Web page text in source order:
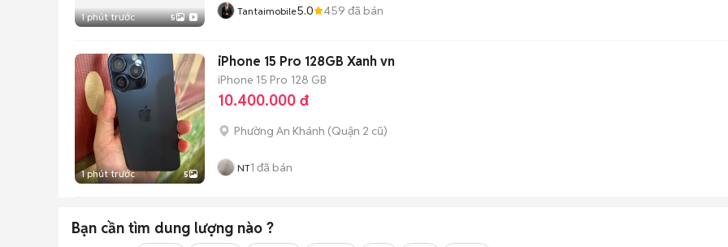
1 phút trước 5 Tantaimobile5.0 459 đã bán
1 phút trước 5
iPhone 15 Pro 128GB Xanh vn
iPhone 15 Pro 128 GB
10.400.000 đ
Phường An Khánh (Quận 2 cũ)
NT1 đã bán
Bạn cần tìm dung lượng nào ?